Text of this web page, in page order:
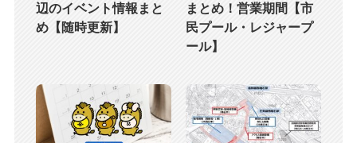
辺のイベント情報まと
め【随時更新】
まとめ！営業期間【市
民プール・レジャープ
ール】